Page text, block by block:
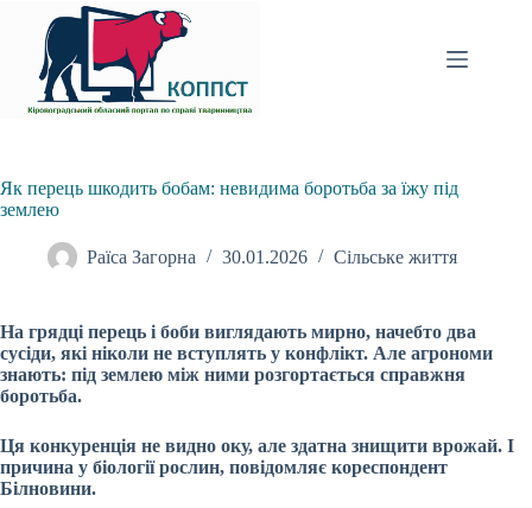
вмісту
Як перець шкодить бобам: невидима боротьба за їжу під
землею
Раїса Загорна 30.01.2026 Сільське життя
На грядці перець і боби виглядають мирно, начебто два
сусіди, які ніколи не вступлять у конфлікт. Але агрономи
знають: під землею між ними розгортається справжня
боротьба.
Ця конкуренція не видно оку, але здатна знищити врожай. І
причина у біології рослин, повідомляє кореспондент
Білновини.